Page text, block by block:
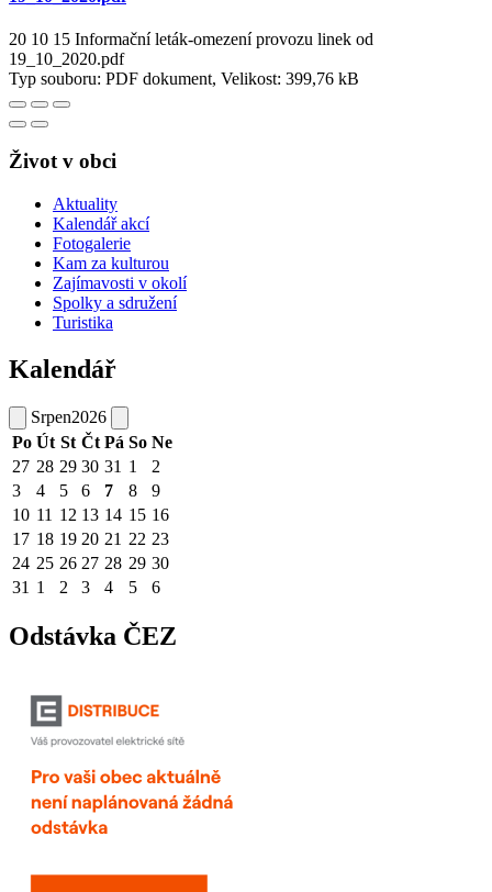
20 10 15 Informační leták-omezení provozu linek od
19_10_2020.pdf
Typ souboru: PDF dokument, Velikost: 399,76 kB
Život v obci
Aktuality
Kalendář akcí
Fotogalerie
Kam za kulturou
Zajímavosti v okolí
Spolky a sdružení
Turistika
Kalendář
Srpen2026
Po Út St Čt Pá So Ne
27 28 29 30 31 1
2
3
4 5 6 7 8
9
10 11 12 13 14 15 16
17 18 19 20 21 22 23
24 25 26 27 28 29 30
31 1 2 3 4 5 6
Odstávka ČEZ